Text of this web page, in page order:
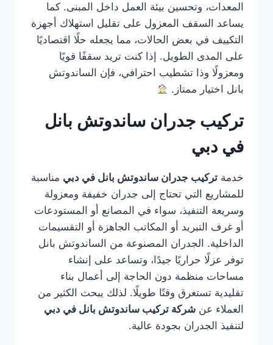
المعدات، وتحسين بيئة العمل داخل المبنى. كما
يساعد السقف المعزول على تقليل استهلاك أجهزة
التكييف في بعض الحالات، مما يجعله حلًا اقتصاديًا
على المدى الطويل. إذا كنت تريد سقفًا قويًا
ومعزولًا وذا تشطيب احترافي، فإن الساندوتش
بانل اختيار ممتاز.
تركيب جدران ساندوتش بانل
في دبي
خدمة تركيب جدران ساندوتش بانل في دبي مناسبة
للمشاريع التي تحتاج إلى جدران خفيفة ومعزولة
وسريعة التنفيذ، سواء في المصانع أو المستودعات
أو غرف التبريد أو المكاتب الجاهزة أو التقسيمات
الداخلية. الجدران المصنوعة من الساندوتش بانل
توفر عزلًا حراريًا جيدًا، وتساعد على إنشاء
مساحات منظمة دون الحاجة إلى أعمال بناء
تقليدية تستغرق وقتًا طويلًا. لذلك يبحث الكثير من
العملاء عن شركة تركيب ساندوتش بانل في دبي
لتنفيذ الجدران بجودة عالية.